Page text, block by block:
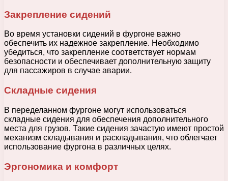
Закрепление сидений
Во время установки сидений в фургоне важно
обеспечить их надежное закрепление. Необходимо
убедиться, что закрепление соответствует нормам
безопасности и обеспечивает дополнительную защиту
для пассажиров в случае аварии.
Складные сидения
В переделанном фургоне могут использоваться
складные сидения для обеспечения дополнительного
места для грузов. Такие сидения зачастую имеют простой
механизм складывания и раскладывания, что облегчает
использование фургона в различных целях.
Эргономика и комфорт